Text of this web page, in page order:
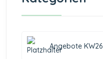
Angebote KW26